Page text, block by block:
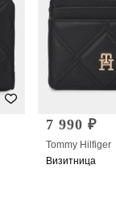
7 990 ₽
Tommy Hilfiger
Визитница